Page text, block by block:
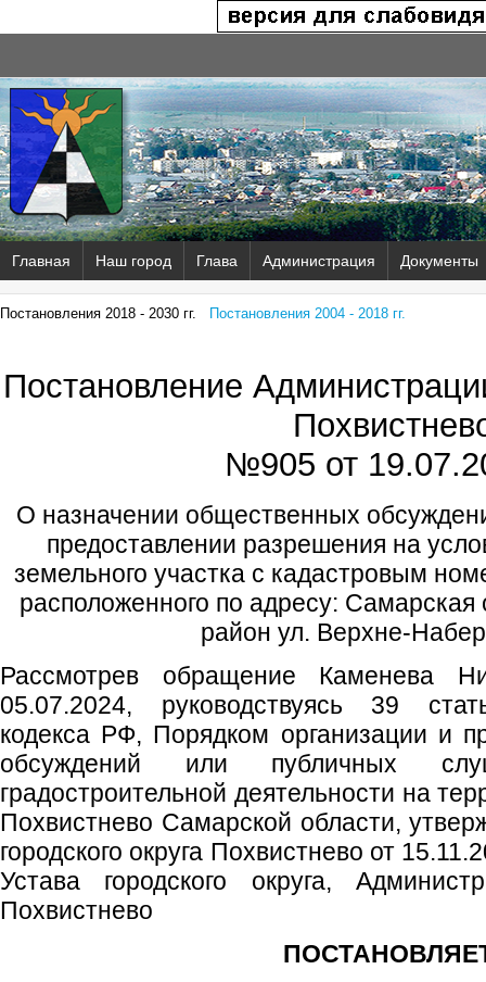
Главная Наш город Глава Администрация Документы
Постановления 2018 - 2030 гг. Постановления 2004 - 2018 гг.
Постановление
№905 от
О назначении общественных
предоставлении разрешения на
земельного участка с кадастровым
расположенного по адресу: Самарская
район ул. Верхне-
Рассмотрев обращение Каменева
05.07.2024, руководствуясь 39
кодекса РФ, Порядком организации и
обсуждений или публичных
градостроительной деятельности на
Похвистнево Самарской области,
городского округа Похвистнево от
Устава городского округа,
Похвистнево